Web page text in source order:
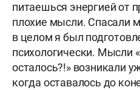
питаешься энергией от
плохие мысли. Спасали
в целом я был
психологически. Мысли
осталось?!» возникали
когда оставалось до